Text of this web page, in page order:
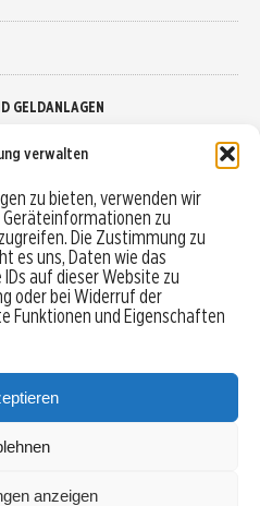
verwalten
zu bieten, verwenden wir
Geräteinformationen zu
Die Zustimmung zu
es uns, Daten wie das
auf dieser Website zu
oder bei Widerruf der
Funktionen und Eigenschaften
anzeigen
GELDANLAGEN